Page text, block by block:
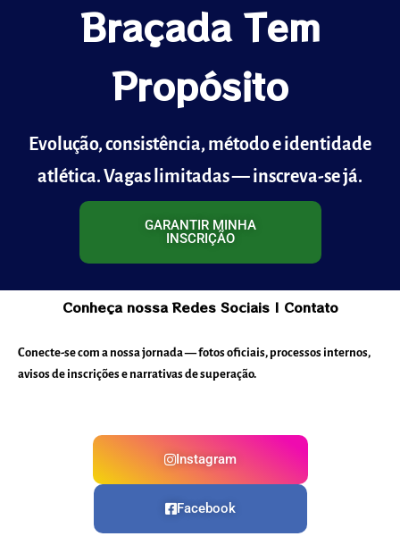
Braçada Tem
Propósito
Evolução, consistência, método e identidade
atlética. Vagas limitadas — inscreva-se já.
GARANTIR MINHA
INSCRIÇÃO
Conheça nossa Redes Sociais | Contato
Conecte-se com a nossa jornada — fotos oficiais, processos internos,
avisos de inscrições e narrativas de superação.
Instagram
Facebook